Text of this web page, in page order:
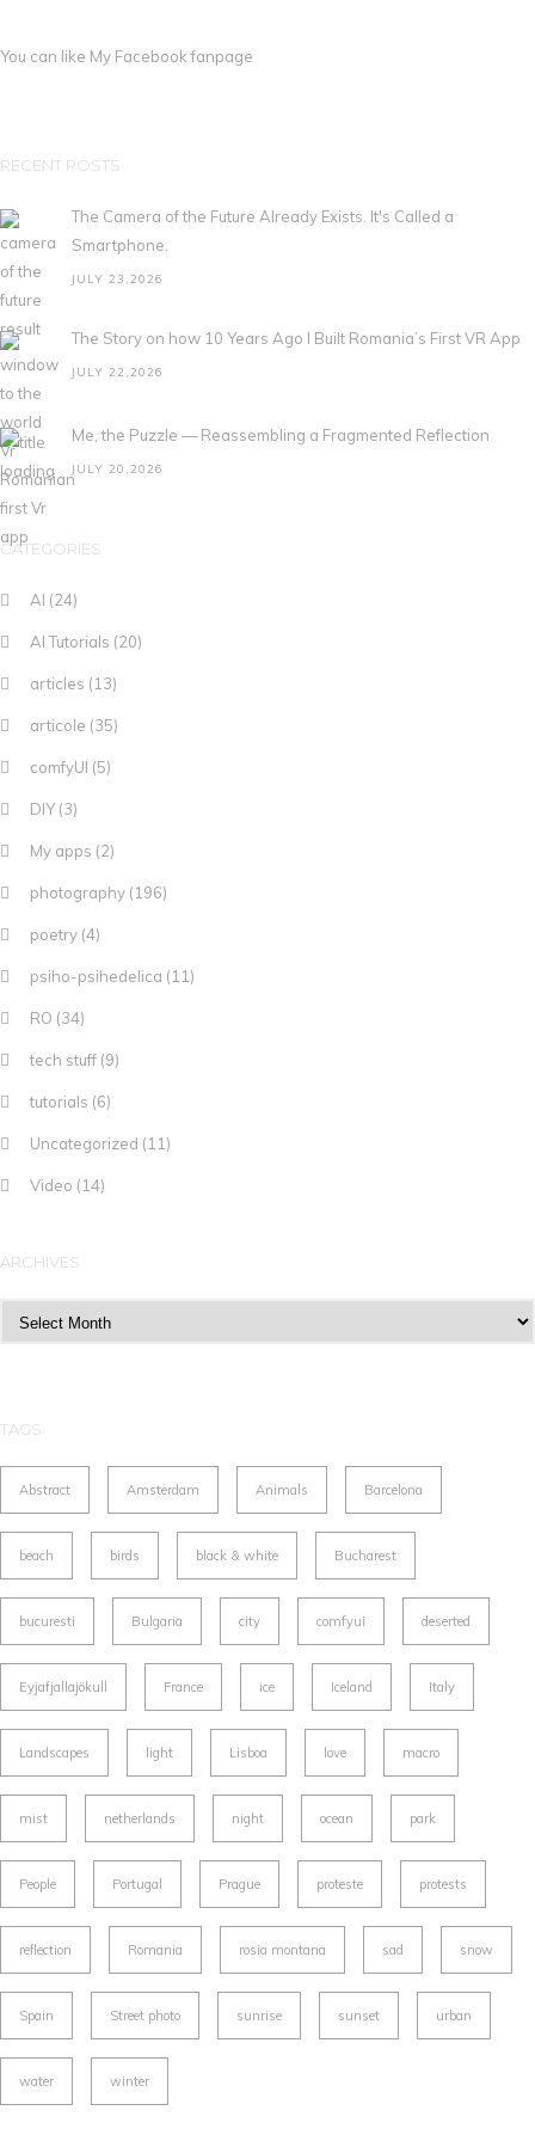
You can like My Facebook fanpage
RECENT POSTS
The Camera of the Future Already Exists. It's Called a
Smartphone.
JULY 23,2026
The Story on how 10 Years Ago I Built Romania’s First VR App
JULY 22,2026
Me, the Puzzle — Reassembling a Fragmented Reflection
JULY 20,2026
CATEGORIES
AI (24)
AI Tutorials (20)
articles (13)
articole (35)
comfyUI (5)
DIY(3)
My apps (2)
photography (196)
poetry (4)
psiho-psihedelica (11)
RO (34)
tech stuff (9)
tutorials (6)
Uncategorized (11)
Video (14)
ARCHIVES
TAGS
Abstract Amsterdam Animals Barcelona
beach birds black & white Bucharest
bucuresti Bulgaria city comfyui deserted
Eyjafjallajökull France ice Iceland Italy
Landscapes light Lisboa love macro
mist netherlands night ocean park
People Portugal Prague proteste protests
reflection Romania rosia montana sad snow
Spain Street photo sunrise sunset urban
water winter